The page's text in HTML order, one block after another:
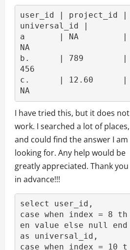
user_id | project_id
|
universal_id
|
a
| NA
|
NA
b.
| 789
|
456
c.
| 12.60
|
NA
I have tried this, but it does not
work. I searched a lot of places,
and could find the answer I am
looking for. Any help would be
greatly appreciated. Thank you
in advance!!!
select
case when index = 8
th
en
value else null
end
as
case when index = 10
t